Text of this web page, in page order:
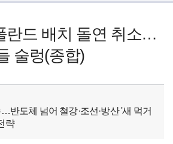
란드 배치 돌연 취소…
술렁(종합)
반도체 넘어 철강·조선·방산 '새 먹거
략